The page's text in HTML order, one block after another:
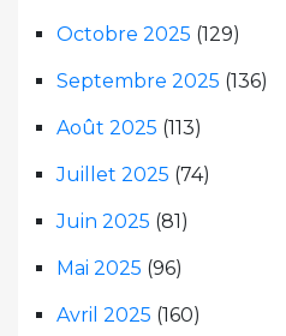
Octobre 2025 (129)
Septembre 2025 (136)
Août 2025 (113)
Juillet 2025 (74)
Juin 2025 (81)
Mai 2025 (96)
Avril 2025 (160)